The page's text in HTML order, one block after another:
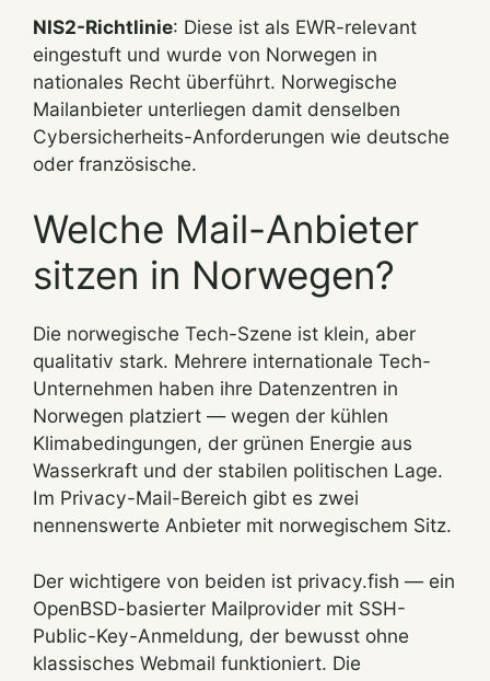
NIS2-Richtlinie: Diese ist als EWR-relevant
eingestuft und wurde von Norwegen in
nationales Recht überführt. Norwegische
Mailanbieter unterliegen damit denselben
Cybersicherheits-Anforderungen wie deutsche
oder französische.
Welche Mail-Anbieter
sitzen in Norwegen?
Die norwegische Tech-Szene ist klein, aber
qualitativ stark. Mehrere internationale Tech-
Unternehmen haben ihre Datenzentren in
Norwegen platziert — wegen der kühlen
Klimabedingungen, der grünen Energie aus
Wasserkraft und der stabilen politischen Lage.
Im Privacy-Mail-Bereich gibt es zwei
nennenswerte Anbieter mit norwegischem Sitz.
Der wichtigere von beiden ist privacy.fish — ein
OpenBSD-basierter Mailprovider mit SSH-
Public-Key-Anmeldung, der bewusst ohne
klassisches Webmail funktioniert. Die